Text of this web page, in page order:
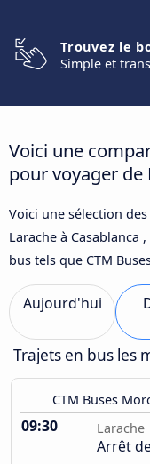
Trouvez le
Simple et
Voici une
pour voyager de
Voici une sélection
Larache à
bus tels que CTM
Aujourd'hui
Trajets en bus les
CTM Buses
09:30 Larache
Arrêt